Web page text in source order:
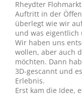
Rheydter
Auftritt in der
überlegt wie wir
und was eigentlich
Wir haben uns
wollen, aber auch
möchten. Dann
3D-gescannt und
Erlebnis.
Erst kam die Idee,